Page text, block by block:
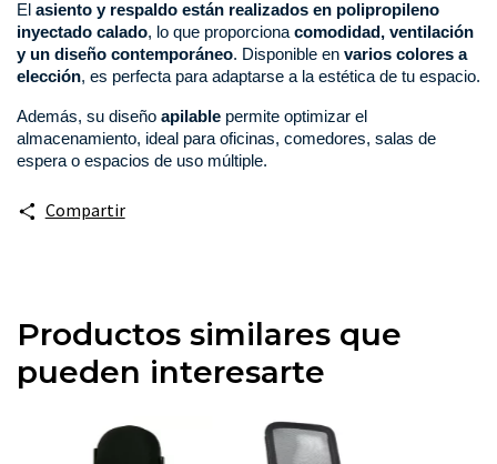
El asiento y respaldo están realizados en polipropileno
inyectado calado, lo que proporciona comodidad, ventilación
y un diseño contemporáneo. Disponible en varios colores a
elección, es perfecta para adaptarse a la estética de tu espacio.
Además, su diseño apilable permite optimizar el
almacenamiento, ideal para oficinas, comedores, salas de
espera o espacios de uso múltiple.
Compartir
Productos similares que
pueden interesarte